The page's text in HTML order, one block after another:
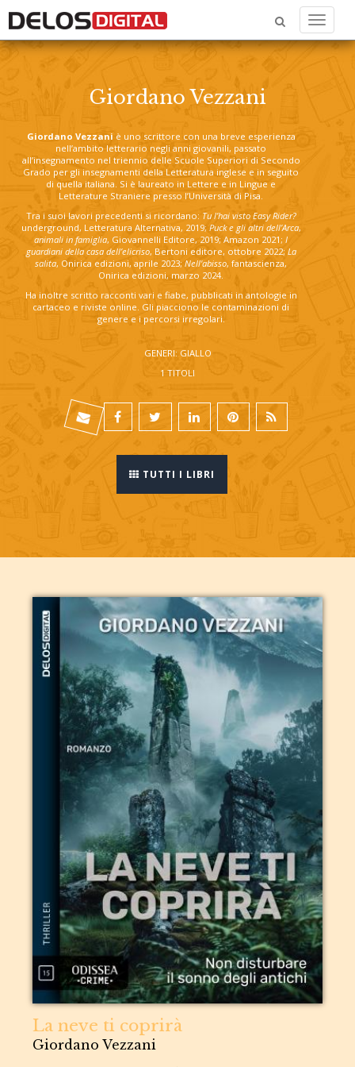
Menu
Giordano Vezzani
Giordano Vezzani è uno scrittore con una breve esperienza
nell’ambito letterario negli anni giovanili, passato
all’insegnamento nel triennio delle Scuole Superiori di Secondo
Grado per gli insegnamenti della Letteratura inglese e in seguito
di quella italiana. Si è laureato in Lettere e in Lingue e
Letterature Straniere presso l’Università di Pisa.
Tra i suoi lavori precedenti si ricordano: Tu l’hai visto Easy Rider?
underground, Letteratura Alternativa, 2019; Puck e gli altri dell’Arca,
animali in famiglia, Giovannelli Editore, 2019; Amazon 2021; I
guardiani della casa dell’elicriso, Bertoni editore, ottobre 2022; La
salita, Onirica edizioni, aprile 2023; Nell'abisso, fantascienza,
Onirica edizioni, marzo 2024.
Ha inoltre scritto racconti vari e fiabe, pubblicati in antologie in
cartaceo e riviste online. Gli piacciono le contaminazioni di
genere e i percorsi irregolari.
GENERI: GIALLO
1 TITOLI
TUTTI I LIBRI
La neve ti coprirà
Giordano Vezzani